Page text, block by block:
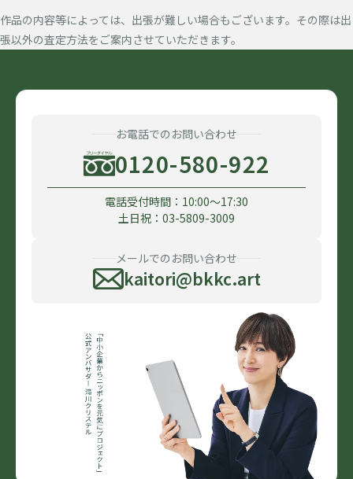
作品の内容等によっては、出張が難しい場合もございます。その際は出
張以外の査定方法をご案内させていただきます。
お電話でのお問い合わせ
0120-580-922
電話受付時間：10:00〜17:30
土日祝：03-5809-3009
メールでのお問い合わせ
kaitori@bkkc.art